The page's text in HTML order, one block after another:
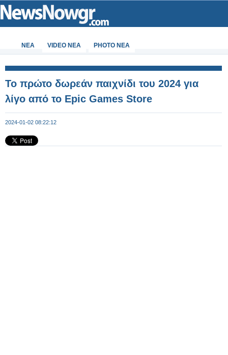
ΝΕΑ VIDEO NEA PHOTO NEA
Το πρώτο δωρεάν παιχνίδι του 2024 για
λίγο από το Epic Games Store
2024-01-02 08:22:12